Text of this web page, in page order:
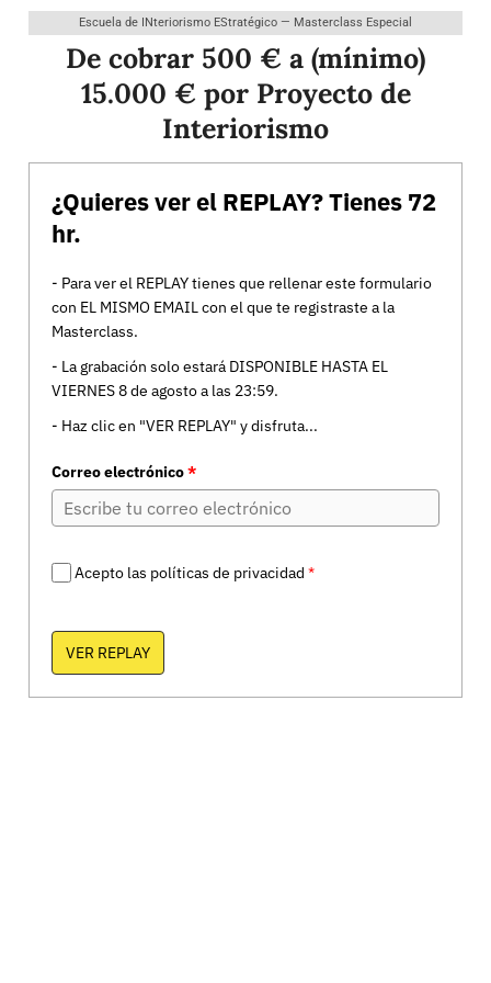
Escuela de INteriorismo EStratégico — Masterclass Especial
De cobrar 500 € a (mínimo)
15.000 € por Proyecto de
Interiorismo
¿Quieres ver el REPLAY? Tienes 72
hr.
- Para ver el REPLAY tienes que rellenar este formulario
con EL MISMO EMAIL con el que te registraste a la
Masterclass.
- La grabación solo estará DISPONIBLE HASTA EL
VIERNES 8 de agosto a las 23:59.
- Haz clic en "VER REPLAY" y disfruta...
Correo electrónico*
Acepto las políticas de privacidad *
VER REPLAY